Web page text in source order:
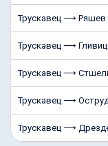
Трускавец ⟶ Ряшев
Трускавец ⟶
Трускавец ⟶
Трускавец ⟶
Трускавец ⟶